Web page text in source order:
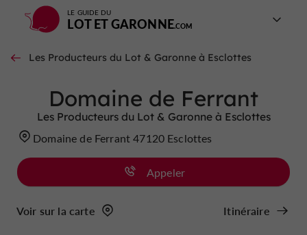
LE GUIDE DU
LOT ET GARONNE
Les Producteurs du Lot & Garonne à Esclottes
Domaine de Ferrant
Les Producteurs du Lot & Garonne à Esclottes
Domaine de Ferrant 47120 Esclottes
Appeler
Voir sur la carte Itinéraire